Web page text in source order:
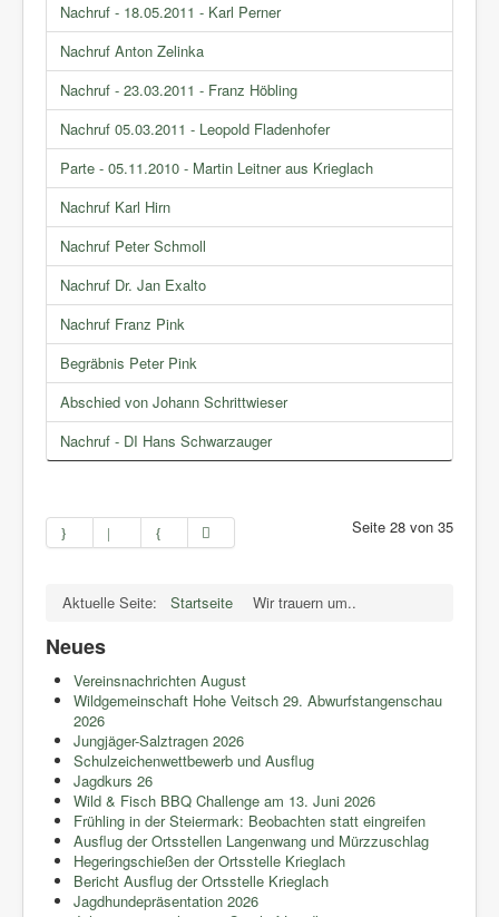
Nachruf - 18.05.2011 - Karl Perner
Nachruf Anton Zelinka
Nachruf - 23.03.2011 - Franz Höbling
Nachruf 05.03.2011 - Leopold Fladenhofer
Parte - 05.11.2010 - Martin Leitner aus Krieglach
Nachruf Karl Hirn
Nachruf Peter Schmoll
Nachruf Dr. Jan Exalto
Nachruf Franz Pink
Begräbnis Peter Pink
Abschied von Johann Schrittwieser
Nachruf - DI Hans Schwarzauger
Seite 28 von 35
Aktuelle Seite: Startseite Wir trauern um..
Neues
Vereinsnachrichten August
Wildgemeinschaft Hohe Veitsch 29. Abwurfstangenschau
2026
Jungjäger-Salztragen 2026
Schulzeichenwettbewerb und Ausflug
Jagdkurs 26
Wild & Fisch BBQ Challenge am 13. Juni 2026
Frühling in der Steiermark: Beobachten statt eingreifen
Ausflug der Ortsstellen Langenwang und Mürzzuschlag
Hegeringschießen der Ortsstelle Krieglach
Bericht Ausflug der Ortsstelle Krieglach
Jagdhundepräsentation 2026